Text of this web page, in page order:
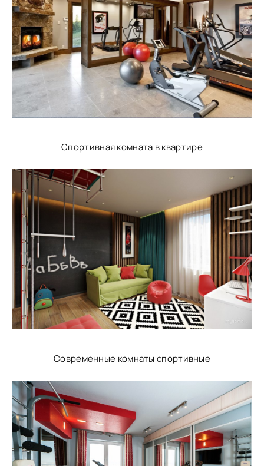
Спортивная комната в квартире
Современные комнаты спортивные